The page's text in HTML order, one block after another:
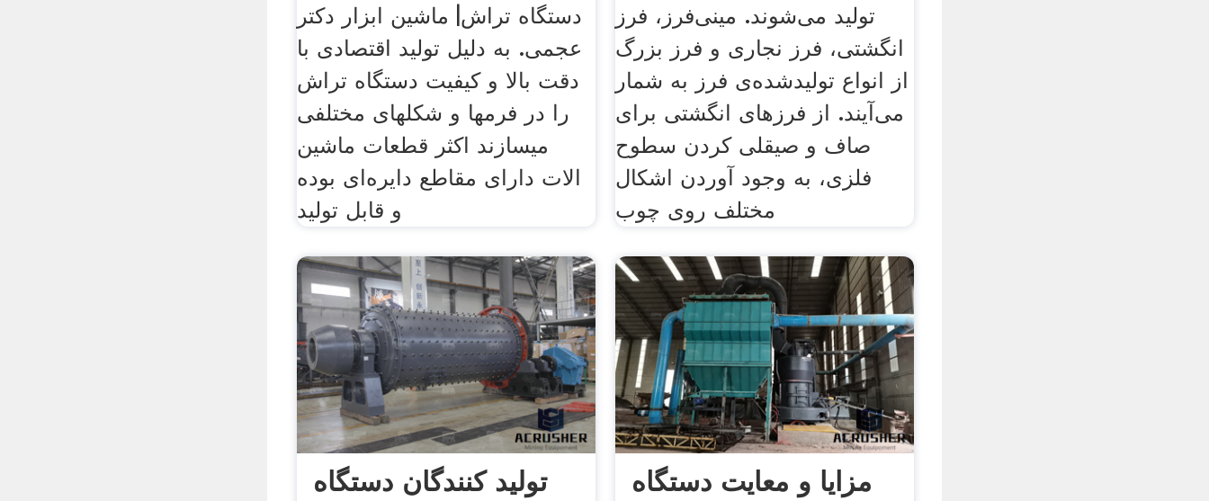
دستگاه تراش| ماشین ابزار دکتر
عجمی. به دلیل تولید اقتصادی با
دقت بالا و کیفیت دستگاه تراش
را در فرمها و شکلهای مختلفی
میسازند اکثر قطعات ماشین
الات دارای مقاطع دایره‌ای بوده
و قابل تولید
تولید می‌شوند. مینی‌فرز، فرز
انگشتی، فرز نجاری و فرز بزرگ
از انواع تولیدشده‌ی فرز به شمار
می‌آیند. از فرز‌های انگشتی برای
صاف و صیقلی کردن سطوح
فلزی، به وجود آوردن اشکال
مختلف روی چوب
تولید کنندگان دستگاه
مزایا و معایت دستگاه